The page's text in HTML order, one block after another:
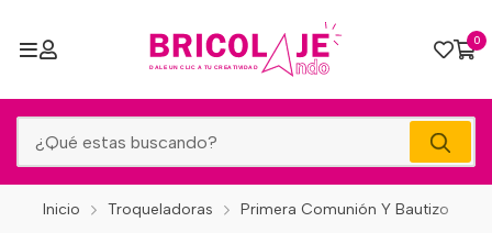
0
Inicio Troqueladoras Primera Comunión Y Bautizo